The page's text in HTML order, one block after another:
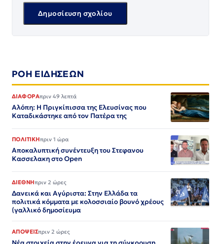
ΡΟΗ ΕΙΔΗΣΕΩΝ
ΔΙΑΦΟΡΑπριν 49 λεπτά
Αλόπη: Η Πριγκίπισσα της Ελευσίνας που
Καταδικάστηκε από τον Πατέρα της
ΠΟΛΙΤΙΚΗπριν 1 ώρα
Αποκαλυπτική συνέντευξη του Στεφανου
Κασσελακη στο Open
ΔΙΕΘΝΗπριν 2 ώρες
Δανεικά και Αγύριστα: Στην Ελλάδα τα
πολιτικά κόμματα με κολοσσιαίο βουνό χρέους
(γαλλικό δημοσίευμα
ΑΠΟΨΕΙΣπριν 2 ώρες